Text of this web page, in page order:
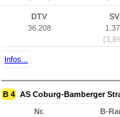
DTV
36.208
SV
Infos...
B 4 AS Coburg-Bamberger
Nr.
B-